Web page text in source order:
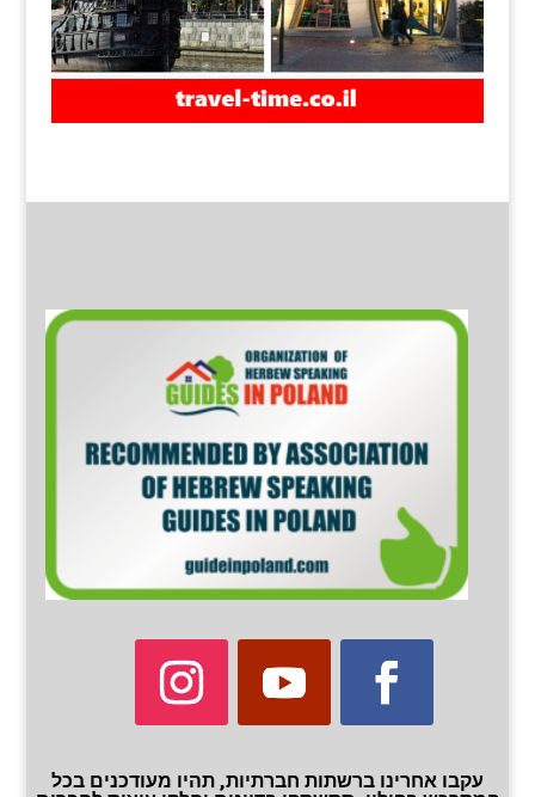
עקבו אחרינו ברשתות חברתיות, תהיו מעודכנים בכל